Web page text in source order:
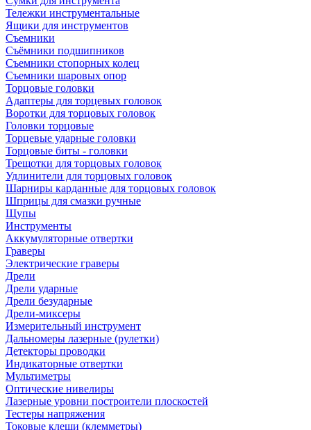
Тележки инструментальные
Ящики для инструментов
Съемники
Съёмники подшипников
Съемники стопорных колец
Съемники шаровых опор
Торцовые головки
Адаптеры для торцевых головок
Воротки для торцовых головок
Головки торцовые
Торцевые ударные головки
Торцовые биты - головки
Трещотки для торцовых головок
Удлинители для торцовых головок
Шарниры карданные для торцовых головок
Шприцы для смазки ручные
Щупы
Инструменты
Аккумуляторные отвертки
Граверы
Электрические граверы
Дрели
Дрели ударные
Дрели безударные
Дрели-миксеры
Измерительный инструмент
Дальномеры лазерные (рулетки)
Детекторы проводки
Индикаторные отвертки
Мультиметры
Оптические нивелиры
Лазерные уровни построители плоскостей
Тестеры напряжения
Токовые клещи (клемметры)